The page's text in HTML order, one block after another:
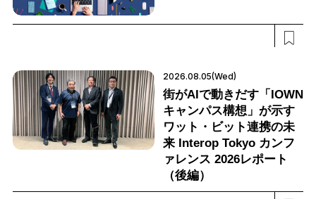
2026.08.05(Wed)
街がAIで動きだす「IOWN
キャンパス構想」が示す
ワット・ビット連携の未
来 Interop Tokyo カンフ
ァレンス 2026レポート
（後編）